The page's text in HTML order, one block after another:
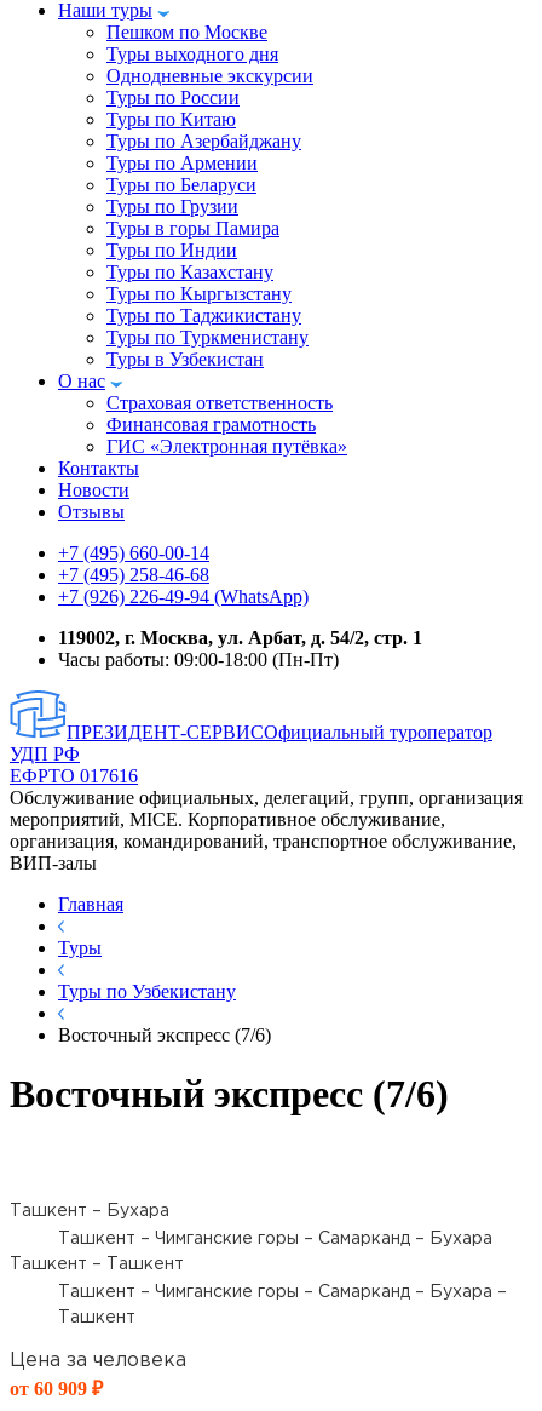
Наши туры
Пешком по Москве
Туры выходного дня
Однодневные экскурсии
Туры по России
Туры по Китаю
Туры по Азербайджану
Туры по Армении
Туры по Беларуси
Туры по Грузии
Туры в горы Памира
Туры по Индии
Туры по Казахстану
Туры по Кыргызстану
Туры по Таджикистану
Туры по Туркменистану
Туры в Узбекистан
О нас
Страховая ответственность
Финансовая грамотность
ГИС «Электронная путёвка»
Контакты
Новости
Отзывы
+7 (495) 660-00-14
+7 (495) 258-46-68
+7 (926) 226-49-94 (WhatsApp)
119002, г. Москва, ул. Арбат, д. 54/2, стр. 1
Часы работы: 09:00-18:00 (Пн-Пт)
ПРЕЗИДЕНТ-СЕРВИСОфициальный туроператор
УДП РФ
ЕФРТО 017616
Обслуживание официальных, делегаций, групп, организация
мероприятий, MICE. Корпоративное обслуживание,
организация, командирований, транспортное обслуживание,
ВИП-залы
Главная
Туры
Туры по Узбекистану
Восточный экспресс (7/6)
Восточный экспресс (7/6)
Ташкент – Бухара
Ташкент – Чимганские горы – Самарканд – Бухара
Ташкент – Ташкент
Ташкент – Чимганские горы – Самарканд – Бухара –
Ташкент
Цена за человека
от 60 909 ₽